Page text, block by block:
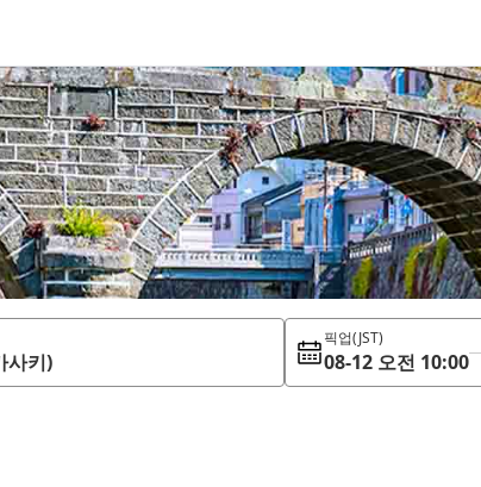
픽업(JST)
08-12 오전 10:00